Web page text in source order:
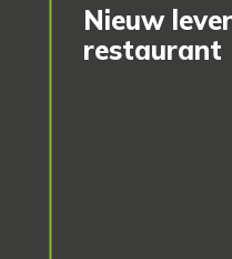
Nieuw
restaurant